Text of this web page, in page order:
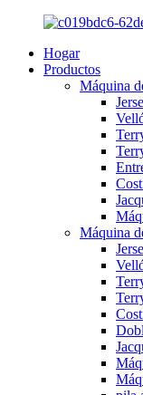
Hogar
Productos
Máquina
Máquina